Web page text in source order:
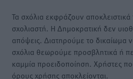
Τα σχόλια εκφράζουν αποκλειστικά
σχολιαστή. Η Δημοκρατική δεν
απόψεις. Διατηρούμε το δικαίωμα
σχόλια θεωρούμε προσβλητικά ή
καμμία προειδοποίηση. Χρήστες
όρους χρήσης αποκλείονται.